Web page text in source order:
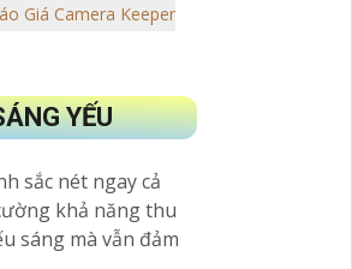
Giá Camera Keeper
YẾU
sắc nét ngay cả
khả năng thu
sáng mà vẫn đảm